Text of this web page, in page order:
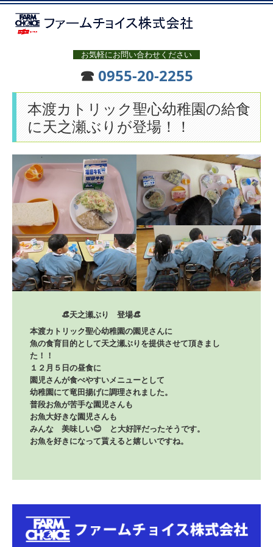
お気軽にお問い合わせください
☎ 0955-20-2255
本渡カトリック聖心幼稚園の給食
に天之瀬ぶりが登場！！
👒天之瀬ぶり　登場👒
本渡カトリック聖心幼稚園の園児さんに
魚の食育目的として天之瀬ぶりを提供させて頂きまし
た！！
１２月５日の昼食に
園児さんが食べやすいメニューとして
幼稚園にて竜田揚げに調理されました。
普段お魚が苦手な園児さんも
お魚大好きな園児さんも
みんな　美味しい😊　と大好評だったそうです。
お魚を好きになって貰えると嬉しいですね。